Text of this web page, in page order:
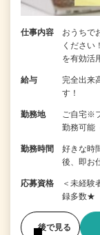
仕事内容
おうちで
ください
を有効活
給与
完全出来
す！
勤務地
ご自宅※
勤務可能
勤務時間
好きな時
後、即お
応募資格
＜未経
録多数★
後で見る